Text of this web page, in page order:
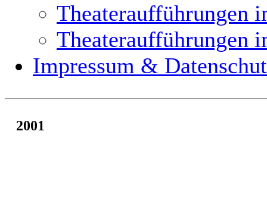
Theateraufführungen
Theateraufführungen
Impressum &
2001